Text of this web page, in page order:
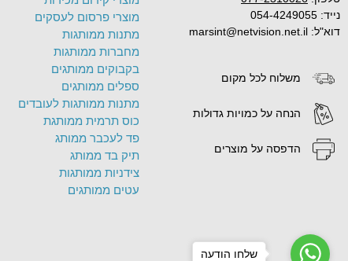
נייד: 054-4249055
דוא"ל: marsint@netvision.net.il
משלוח לכל מקום
הנחה על כמויות גדולות
הדפסה על מוצרים
מוצרי פרסום לעסקים
מתנות ממותגות
מחברות ממותגות
בקבוקים ממותגים
ספלים ממותגים
מתנות ממותגות לעובדים
כוס תרמית ממותגת
פד לעכבר ממותג
תיק בד ממותג
צידניות ממותגות
עטים ממותגים
שלחו הודעה